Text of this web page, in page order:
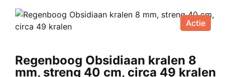
€ 195,00.€ 148,95.
Actie
Regenboog Obsidiaan kralen 8
mm, streng 40 cm, circa 49 kralen